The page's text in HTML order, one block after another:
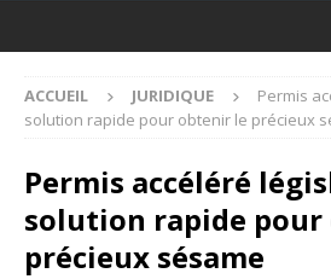
ACCUEIL JURIDIQUE
Permis
solution rapide pour obtenir le précieux
Permis accéléré
solution rapide
précieux sésame